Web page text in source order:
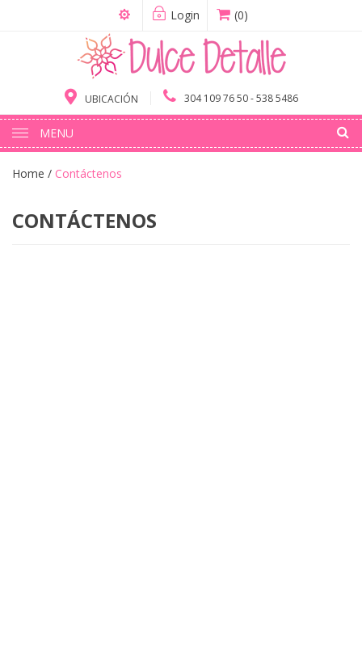
Login (0)
UBICACIÓN 304 109 76 50 - 538 5486
MENU
Home / Contáctenos
CONTÁCTENOS